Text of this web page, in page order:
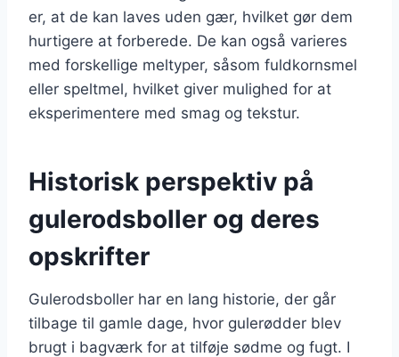
er, at de kan laves uden gær, hvilket gør dem
hurtigere at forberede. De kan også varieres
med forskellige meltyper, såsom fuldkornsmel
eller speltmel, hvilket giver mulighed for at
eksperimentere med smag og tekstur.
Historisk perspektiv på
gulerodsboller og deres
opskrifter
Gulerodsboller har en lang historie, der går
tilbage til gamle dage, hvor gulerødder blev
brugt i bagværk for at tilføje sødme og fugt. I